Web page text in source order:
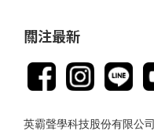
關注最新
英霸聲學科技股份有限公司